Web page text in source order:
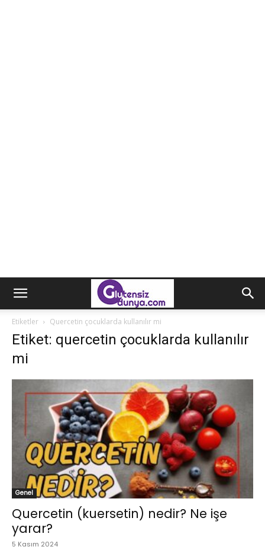
Etiketler Quercetin çocuklarda kullanılır mi
Etiket: quercetin çocuklarda kullanılır
mi
Genel
Quercetin (kuersetin) nedir? Ne işe
yarar?
5 Kasım 2024